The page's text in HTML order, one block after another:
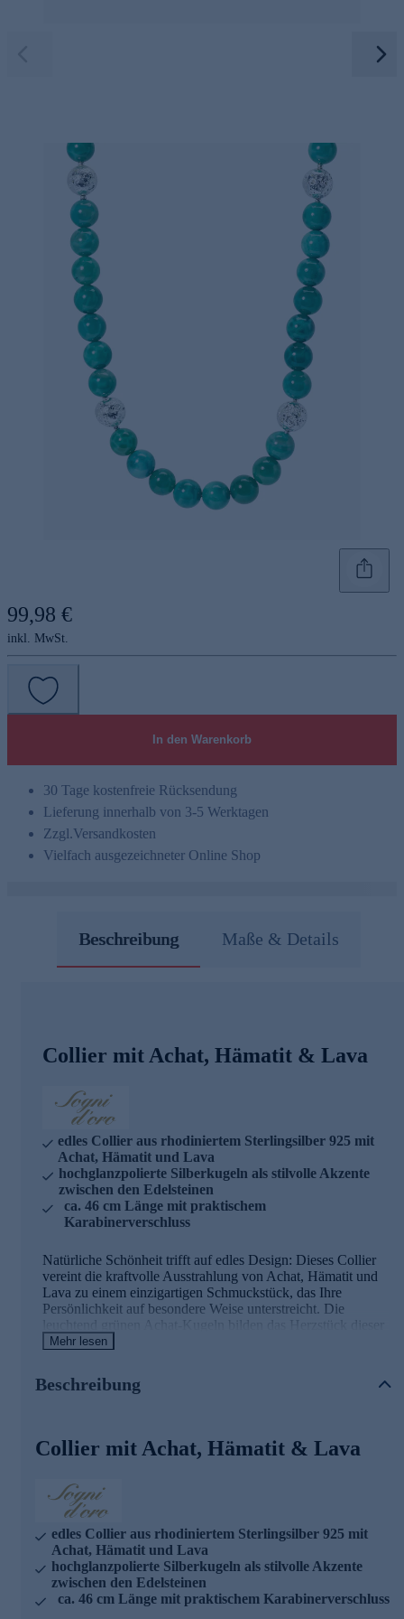
99,98 €
inkl. MwSt.
In den Warenkorb
30 Tage kostenfreie Rücksendung
Lieferung innerhalb von 3-5 Werktagen
Zzgl.Versandkosten
Vielfach ausgezeichneter Online Shop
Beschreibung Maße & Details
Collier mit Achat, Hämatit & Lava
edles Collier aus rhodiniertem Sterlingsilber 925 mit
Achat, Hämatit und Lava
hochglanzpolierte Silberkugeln als stilvolle Akzente
zwischen den Edelsteinen
ca. 46 cm Länge mit praktischem
Karabinerverschluss
Natürliche Schönheit trifft auf edles Design: Dieses Collier
vereint die kraftvolle Ausstrahlung von Achat, Hämatit und
Lava zu einem einzigartigen Schmuckstück, das Ihre
Persönlichkeit auf besondere Weise unterstreicht. Die
leuchtend grünen Achat-Kugeln bilden das Herzstück dieser
Kreation und werden harmonisch von facettierten Hämatit-
werden von dekorativen Kugeln aus rhodiniertem
Silbers harmoniert perfekt mit der natürlichen Struktur der
Edelsteine und schafft einen reizvollen Kontrast. Ein
Sterlingsilber 925 sorgt für sicheren Halt und angenehmen
Tragekomfort. Mit einer Gesamtlänge von ca. 46 cm
schmiegt sich dieses außergewöhnliche Schmuckstück
elegant an Ihr Dekolleté und wird zum vielseitigen Begleiter
für jeden Tag. Was die Qualität unserer Schmuckstücke
angeht, gehen wir keine Kompromisse ein. Aus diesem
Grund werden unsere Schmuckwaren von unserer
Qualitätssicherung und seitens des Lieferanten strengsten
Mehr lesen
Beschreibung
Collier mit Achat, Hämatit & Lava
edles Collier aus rhodiniertem Sterlingsilber 925 mit
Achat, Hämatit und Lava
hochglanzpolierte Silberkugeln als stilvolle Akzente
zwischen den Edelsteinen
ca. 46 cm Länge mit praktischem Karabinerverschluss